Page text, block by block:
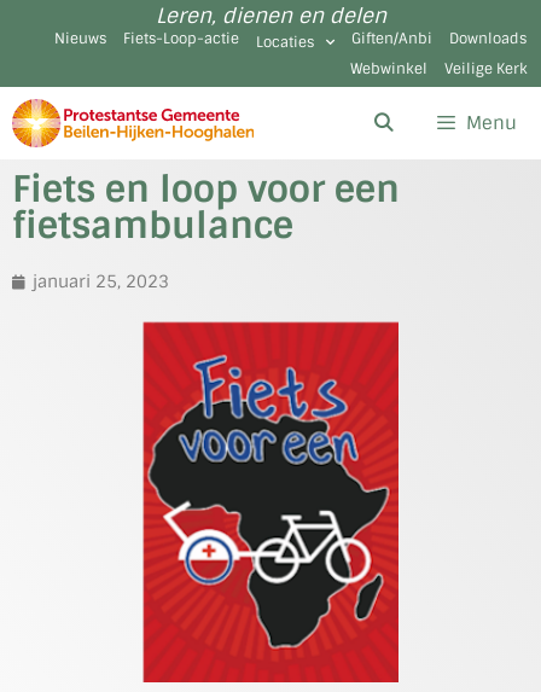
Leren, dienen en delen
Nieuws Fiets-Loop-actie Locaties Giften/Anbi
Downloads
Webwinkel
Veilige Kerk
Menu
Fiets en loop voor een
fietsambulance
januari 25, 2023